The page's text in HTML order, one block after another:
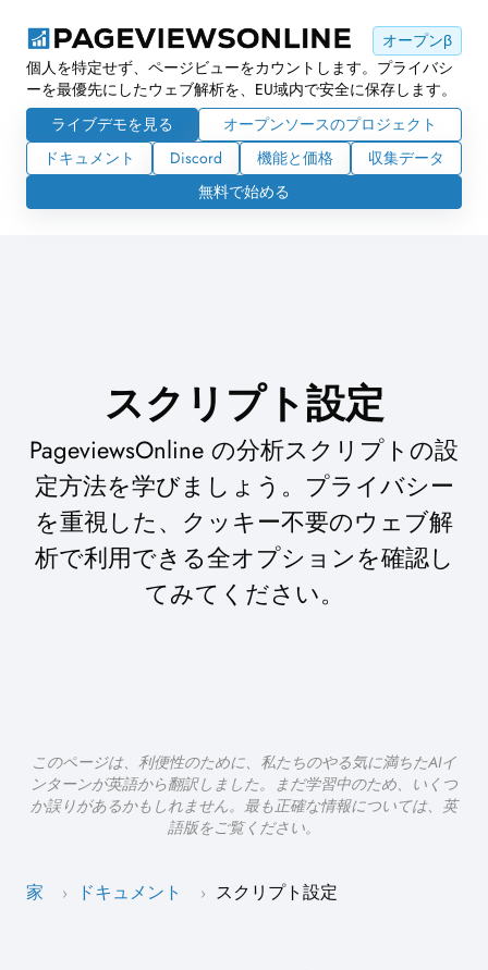
オープンβ
個人を特定せず、ページビューをカウントします。プライバシ
ーを最優先にしたウェブ解析を、EU域内で安全に保存します。
ライブデモを見る
オープンソースのプロジェクト
ドキュメント
Discord 機能と価格
収集データ
無料で始める
スクリプト設定
PageviewsOnline の分析スクリプトの設
定方法を学びましょう。プライバシー
を重視した、クッキー不要のウェブ解
析で利用できる全オプションを確認し
てみてください。
このページは、利便性のために、私たちのやる気に満ちたAIイ
ンターンが英語から翻訳しました。まだ学習中のため、いくつ
か誤りがあるかもしれません。最も正確な情報については、英
語版をご覧ください。
家 › ドキュメント › スクリプト設定